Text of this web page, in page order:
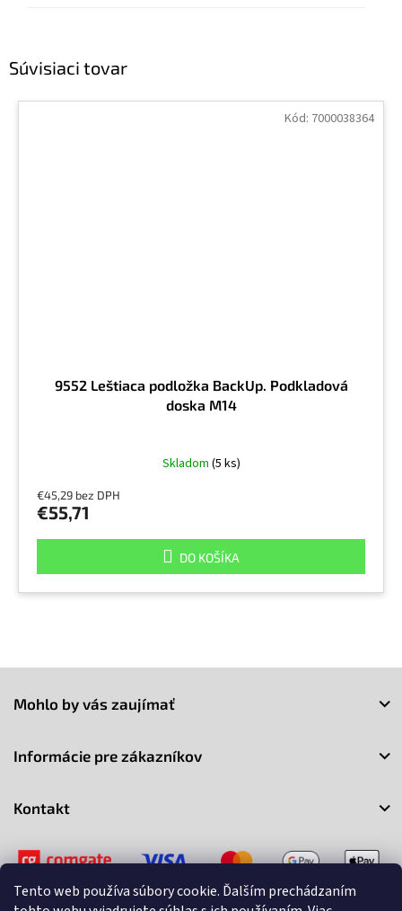
Tento web používa súbory cookie. Ďalším prechádzaním
Súvisiaci tovar
9552 Leštiaca podložka BackUp. Podkladová
doska M14
Skladom (5 ks)
€45,29 bez DPH
€55,71
DO KOŠÍKA
Kód: 7000038364
Mohlo by vás zaujímať
Informácie pre zákazníkov
Kontakt